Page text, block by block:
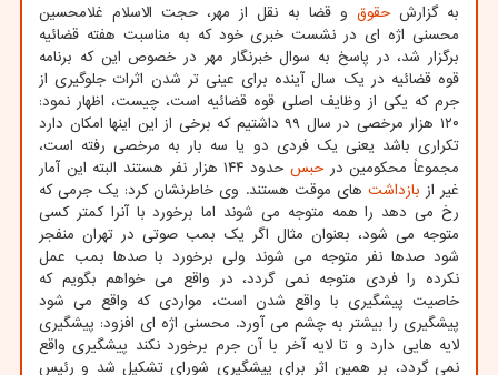
به گزارشحقوق و قضا به نقل از مهر، حجت الاسلام غلامحسین
محسنی اژه ای در نشست خبری خود که به مناسبت هفته قضائیه
برگزار شد، در پاسخ به سوال خبرنگار مهر در خصوص این که برنامه
قوه قضائیه در یک سال آینده برای عینی تر شدن اثرات جلوگیری از
جرم که یکی از وظایف اصلی قوه قضائیه است، چیست، اظهار نمود:
۱۲۰ هزار مرخصی در سال ۹۹ داشتیم که برخی از این اینها امکان دارد
تکراری باشد یعنی یک فردی دو یا سه بار به مرخصی رفته است،
مجموعاً محکومین درحبس
حدود ۱۴۴ هزار نفر هستند البته این آمار
غیر از بازداشت های موقت هستند. وی خاطرنشان کرد: یک جرمی که
رخ می دهد را همه متوجه می شوند اما برخورد با آنرا کمتر کسی
متوجه می شود، بعنوان مثال اگر یک بمب صوتی در تهران منفجر
شود صدها نفر متوجه می شوند ولی برخورد با صدها بمب عمل
نکرده را فردی متوجه نمی گردد، در واقع می خواهم بگویم که
خاصیت پیشگیری با واقع شدن است، مواردی که واقع می شود
پیشگیری را بیشتر به چشم می آورد. محسنی اژه ای افزود: پیشگیری
لایه هایی دارد و تا لایه آخر با آن جرم برخورد نکند پیشگیری واقع
نمی گردد، بر همین اثر برای پیشگیری شورای تشکیل شد و رئیس